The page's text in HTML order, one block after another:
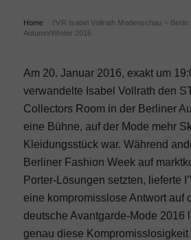
Home
I’VR Isabel Vollrath Modenschau –
Autumn/Winter 2016
Am 20. Januar 2016, exakt um
verwandelte Isabel Vollrath den
Collectors Room in der Berliner
eine Bühne, auf der Mode mehr
Kleidungsstück war. Während
Berliner Fashion Weekauf
Porter-Lösungen setzten, lieferte
eine kompromisslose Antwort auf
deutsche Avantgarde-Mode
genau diese Kompromisslosigkeit